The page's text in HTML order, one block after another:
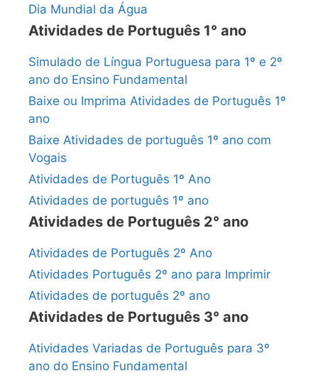
Dia Mundial da Água
Atividades de Português 1° ano
Simulado de Língua Portuguesa para 1º e 2º
ano do Ensino Fundamental
Baixe ou Imprima Atividades de Português 1º
ano
Baixe Atividades de português 1º ano com
Vogais
Atividades de Português 1º Ano
Atividades de português 1º ano
Atividades de Português 2° ano
Atividades de Português 2º Ano
Atividades Português 2º ano para Imprimir
Atividades de português 2º ano
Atividades de Português 3° ano
Atividades Variadas de Português para 3º
ano do Ensino Fundamental